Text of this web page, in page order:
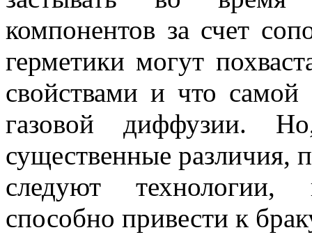
компонентов за счет
герметики могут
свойствами и что самой
газовой диффузии.
существенные различия,
следуют технологии,
способно привести к